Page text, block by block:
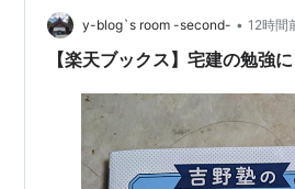
y-blog`s room -second- • 12時間
【楽天ブックス】宅建の勉強に